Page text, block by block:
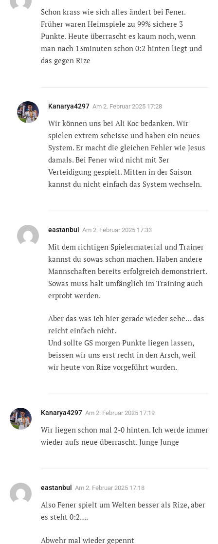
Schon krass wie sich alles ändert bei Fener.
Früher waren Heimspiele zu 99% sichere 3
Punkte. Heute überrascht es kaum noch, wenn
man nach 13minuten schon 0:2 hinten liegt und
das gegen Rize
Kanarya4297 Am 2. Februar 2025 17:28
Wir können uns bei Ali Koc bedanken. Wir
spielen extrem scheisse und haben ein neues
System. Er macht die gleichen Fehler wie Jesus
damals. Bei Fener wird nicht mit 3er
Verteidigung gespielt. Mitten in der Saison
kannst du nicht einfach das System wechseln.
eastanbul Am 2. Februar 2025 17:33
Mit dem richtigen Spielermaterial und Trainer
kannst du sowas schon machen. Haben andere
Mannschaften bereits erfolgreich demonstriert.
Sowas muss halt umfänglich im Training auch
erprobt werden.
Aber das was ich hier gerade wieder sehe… das
reicht einfach nicht.
Und sollte GS morgen Punkte liegen lassen,
beissen wir uns erst recht in den Arsch, weil
wir heute von Rize vorgeführt wurden.
Kanarya4297 Am 2. Februar 2025 17:19
Wir liegen schon mal 2-0 hinten. Ich werde immer
wieder aufs neue überrascht. Junge Junge
eastanbul Am 2. Februar 2025 17:18
Also Fener spielt um Welten besser als Rize, aber
es steht 0:2….
Abwehr mal wieder gepennt